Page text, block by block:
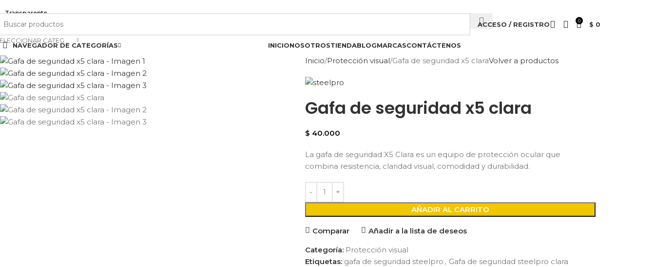
ACCESO / REGISTRO 0 $ 0
NAVEGADOR DE CATEGORÍAS INICIONOSOTROSTIENDABLOGMARCASCONTÁCTENOS
Transparente
Inicio Protección visual Gafa de seguridad x5 claraVolver a productos
Gafa de seguridad x5 clara
$ 40.000
La gafa de seguridad X5 Clara es un equipo de protección ocular que
combina resistencia, claridad visual, comodidad y durabilidad.
AÑADIR AL CARRITO
Comparar Añadir a la lista de deseos
Categoría: Protección visual
Etiquetas: gafa de seguridad steelpro , Gafa de seguridad steelpro clara